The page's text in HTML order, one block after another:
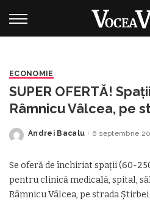
ECONOMIE
SUPER OFERTĂ!
Râmnicu Vâlcea, pe
Posted
Andrei Bacalu 6 septembrie
Se oferă de închiriat spații (60-
pentru clinică medicală, spital,
Râmnicu Vâlcea, pe strada